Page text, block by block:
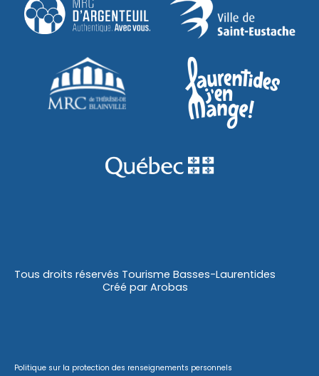
Tous droits réservés Tourisme Basses-Laurentides
Créé par Arobas
Politique sur la protection des renseignements personnels